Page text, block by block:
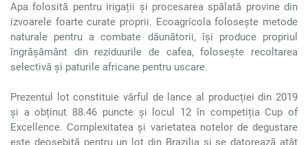
Apa folosită pentru irigații și procesarea spălată provine din
izvoarele foarte curate proprii. Ecoagrícola folosește metode
naturale pentru a combate dăunătorii, își produce propriul
îngrășământ din reziduurile de cafea, folosește recoltarea
selectivă și paturile africane pentru uscare.
Prezentul lot constituie vârful de lance al producției din 2019
și a obținut 88.46 puncte și locul 12 în competiția Cup of
Excellence. Complexitatea și varietatea notelor de degustare
este deosebită pentru un lot din Brazilia și se datorează atât